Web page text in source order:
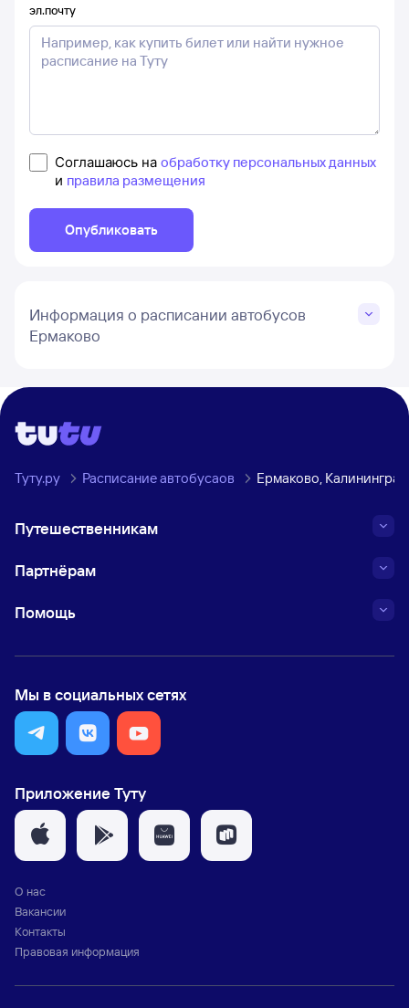
эл.почту
Соглашаюсь на обработку персональных данных
и правила размещения
Опубликовать
Информация о расписании автобусов
Ермаково
Туту.ру Расписание автобусаов Ермаково,
Путешественникам
Партнёрам
Помощь
Мы в социальных сетях
Приложение Туту
О нас
Вакансии
Контакты
Правовая информация